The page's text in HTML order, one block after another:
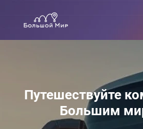
Путешествуйте
Большим